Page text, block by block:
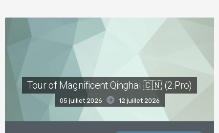
Tour of Magnificent Qinghai 🇨🇳 (2.Pro)
05 juillet 2026 12 juillet 2026